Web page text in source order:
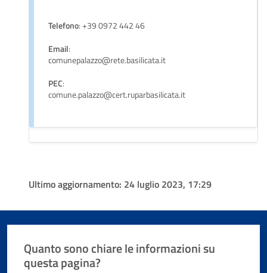
Telefono: +39 0972 442 46
Email:
comunepalazzo@rete.basilicata.it
PEC:
comune.palazzo@cert.ruparbasilicata.it
Ultimo aggiornamento: 24 luglio 2023, 17:29
Quanto sono chiare le informazioni su
questa pagina?